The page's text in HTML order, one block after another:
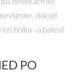
dokud
- a bolest
PO